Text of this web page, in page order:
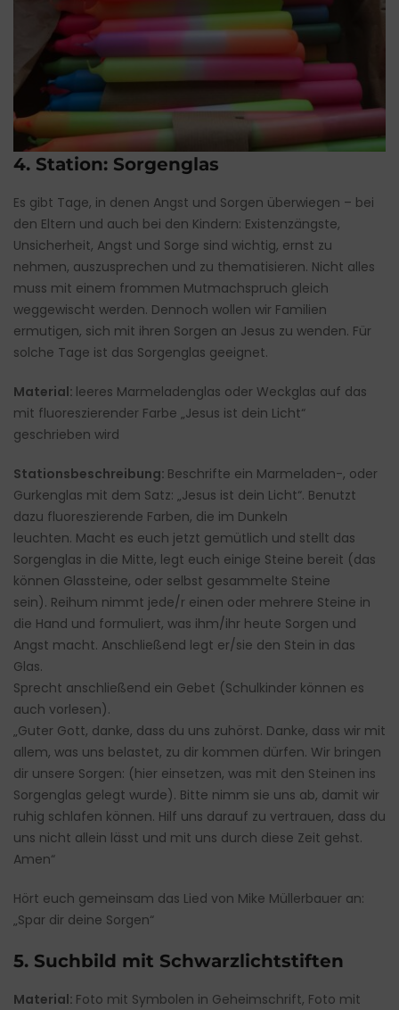
4. Station: Sorgenglas
Es gibt Tage, in denen Angst und Sorgen überwiegen – bei
den Eltern und auch bei den Kindern: Existenzängste,
Unsicherheit, Angst und Sorge sind wichtig, ernst zu
nehmen, auszusprechen und zu thematisieren. Nicht alles
muss mit einem frommen Mutmachspruch gleich
weggewischt werden. Dennoch wollen wir Familien
ermutigen, sich mit ihren Sorgen an Jesus zu wenden. Für
solche Tage ist das Sorgenglas geeignet.
Material: leeres Marmeladenglas oder Weckglas auf das
mit fluoreszierender Farbe „Jesus ist dein Licht“
geschrieben wird
Stationsbeschreibung: Beschrifte ein Marmeladen-, oder
Gurkenglas mit dem Satz: „Jesus ist dein Licht“. Benutzt
dazu fluoreszierende Farben, die im Dunkeln
leuchten. Macht es euch jetzt gemütlich und stellt das
Sorgenglas in die Mitte, legt euch einige Steine bereit (das
können Glassteine, oder selbst gesammelte Steine
sein). Reihum nimmt jede/r einen oder mehrere Steine in
die Hand und formuliert, was ihm/ihr heute Sorgen und
Angst macht. Anschließend legt er/sie den Stein in das
Glas.
Sprecht anschließend ein Gebet (Schulkinder können es
auch vorlesen).
„Guter Gott, danke, dass du uns zuhörst. Danke, dass wir mit
allem, was uns belastet, zu dir kommen dürfen. Wir bringen
dir unsere Sorgen: (hier einsetzen, was mit den Steinen ins
Sorgenglas gelegt wurde). Bitte nimm sie uns ab, damit wir
ruhig schlafen können. Hilf uns darauf zu vertrauen, dass du
uns nicht allein lässt und mit uns durch diese Zeit gehst.
Amen“
Hört euch gemeinsam das Lied von Mike Müllerbauer an:
„Spar dir deine Sorgen“
5. Suchbild mit Schwarzlichtstiften
Material: Foto mit Symbolen in Geheimschrift, Foto mit